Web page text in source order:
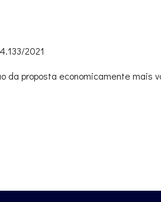
2021
da proposta economicamente mais